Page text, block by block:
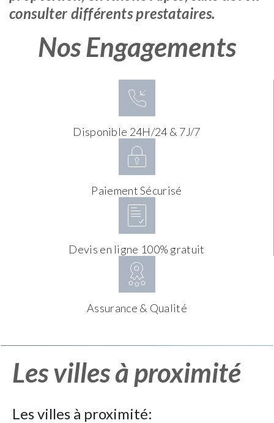
consulter différents prestataires.
Nos Engagements
Disponible 24H/24 & 7J/7
Paiement Sécurisé
Devis en ligne 100% gratuit
Assurance & Qualité
Les villes à proximité
Les villes à proximité: